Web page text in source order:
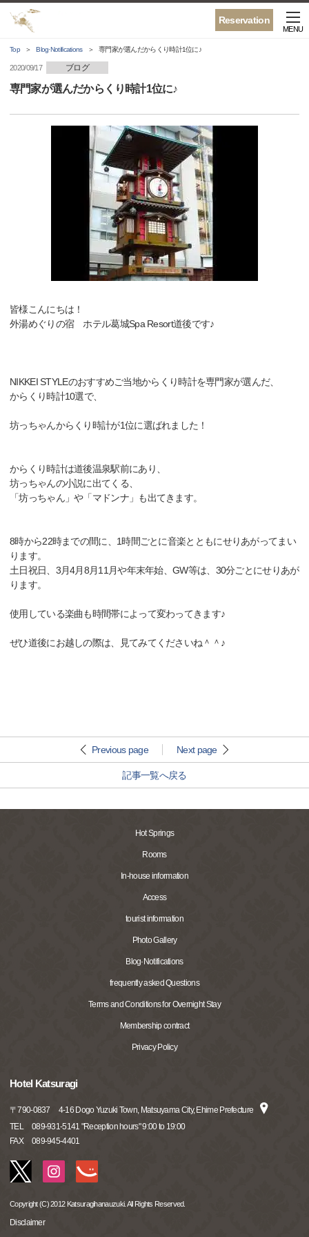
Reservation
MENU
Top Blog·Notifications 専門家が選んだからくり時計1位に♪
2020/09/17 ブログ
専門家が選んだからくり時計1位に♪
皆様こんにちは！
外湯めぐりの宿 ホテル葛城Spa Resort道後です♪
NIKKEI STYLEのおすすめご当地からくり時計を専門家が選んだ、
からくり時計10選で、
坊っちゃんからくり時計が1位に選ばれました！
からくり時計は道後温泉駅前にあり、
坊っちゃんの小説に出てくる、
「坊っちゃん」や「マドンナ」も出てきます。
8時から22時までの間に、1時間ごとに音楽とともにせりあがってまい
ります。
土日祝日、3月4月8月11月や年末年始、GW等は、30分ごとにせりあが
ります。
使用している楽曲も時間帯によって変わってきます♪
ぜひ道後にお越しの際は、見てみてくださいね＾＾♪
Previous page Next page
記事一覧へ戻る
Hot Springs
Rooms
In-house information
Access
tourist information
Photo Gallery
Blog·Notifications
frequently asked Questions
Terms and Conditions for Overnight Stay
Membership contract
Privacy Policy
Hotel Katsuragi
〒790-0837
4-16 Dogo Yuzuki Town, Matsuyama City, Ehime Prefecture
TEL
089-931-5141 "Reception hours" 9:00 to 19:00
FAX
089-945-4401
Copyright (C) 2012 Katsuragihanauzuki. All Rights Reserved.
Disclaimer